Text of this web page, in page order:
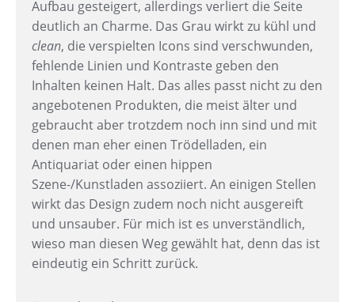
Aufbau gesteigert, allerdings verliert die Seite
deutlich an Charme. Das Grau wirkt zu kühl und
clean, die verspielten Icons sind verschwunden,
fehlende Linien und Kontraste geben den
Inhalten keinen Halt. Das alles passt nicht zu den
angebotenen Produkten, die meist älter und
gebraucht aber trotzdem noch inn sind und mit
denen man eher einen Trödelladen, ein
Antiquariat oder einen hippen
Szene-/Kunstladen assoziiert. An einigen Stellen
wirkt das Design zudem noch nicht ausgereift
und unsauber. Für mich ist es unverständlich,
wieso man diesen Weg gewählt hat, denn das ist
eindeutig ein Schritt zurück.